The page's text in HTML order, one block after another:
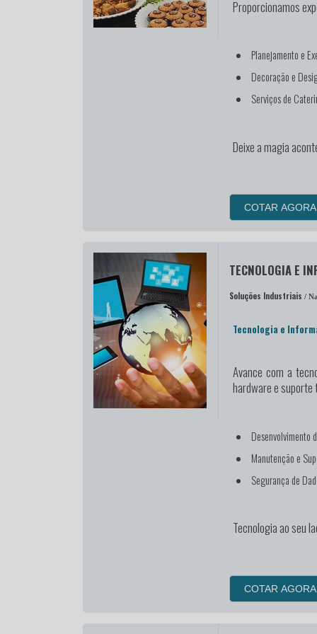
Proporcionamos
Planejamento e
Decoração e
Serviços de
Deixe a magia
COTAR AGORA
TECNOLOGIA E
Soluções Industriais /
Tecnologia e
Avance com a
hardware e suporte
Desenvolvimento
Manutenção e
Segurança de
Tecnologia ao seu
COTAR AGORA